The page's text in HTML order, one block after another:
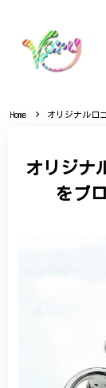
Home オリジナルロ
オリジナ
をブ